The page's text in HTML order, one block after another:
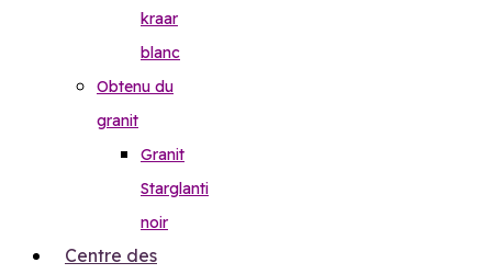
kraar
blanc
Obtenu du
granit
Granit
Starglanti
noir
Centre des